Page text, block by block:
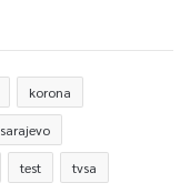
korona
sarajevo
test tvsa